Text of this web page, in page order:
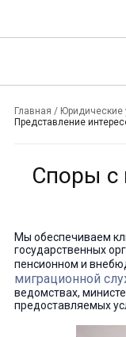
Главная / Юридические
Представление
Cпоры с
Мы обеспечиваем
государственных
пенсионном и
миграционной
ведомствах,
предоставляемых